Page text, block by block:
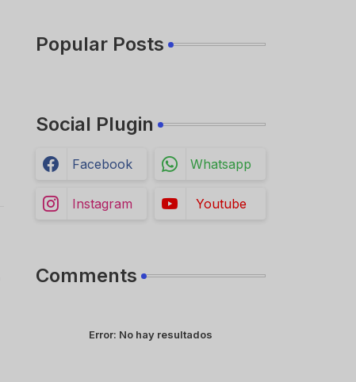
Popular Posts
Social Plugin
Facebook Whatsapp
Instagram Youtube
Comments
Error: No hay resultados